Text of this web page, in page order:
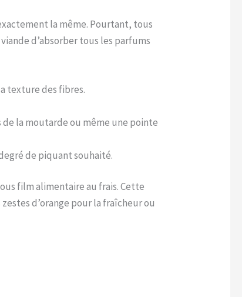
la même. Pourtant, tous
d’absorber tous les parfums
texture des fibres.
la moutarde ou même une pointe
de piquant souhaité.
film alimentaire au frais. Cette
d’orange pour la fraîcheur ou